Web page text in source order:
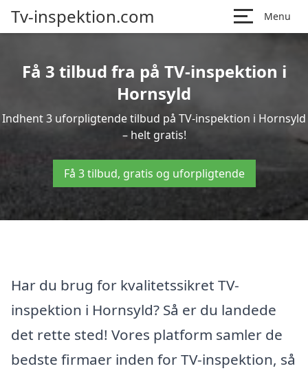
Tv-inspektion.com Menu
Få 3 tilbud fra på TV-inspektion i
Hornsyld
Indhent 3 uforpligtende tilbud på TV-inspektion i Hornsyld
– helt gratis!
Få 3 tilbud, gratis og uforpligtende
Har du brug for kvalitetssikret TV-
inspektion i Hornsyld? Så er du landede
det rette sted! Vores platform samler de
bedste firmaer inden for TV-inspektion, så